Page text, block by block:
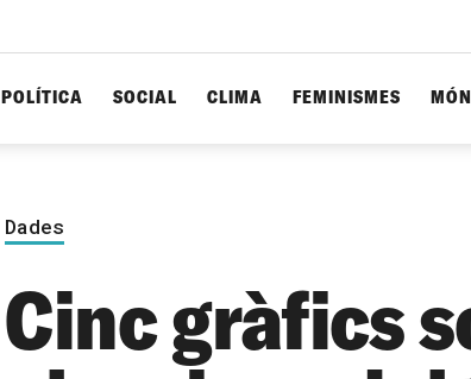
POLÍTICA SOCIAL CLIMA FEMINISMES MÓN
Dades
Cinc gràfics